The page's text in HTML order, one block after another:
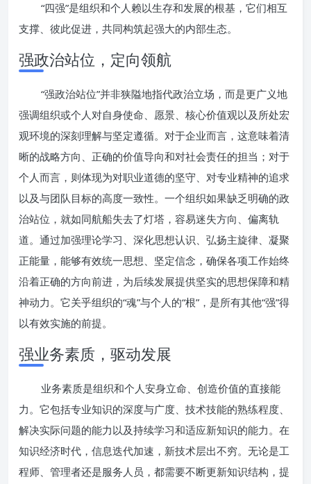
“四强”是组织和个人赖以生存和发展的根基，它们相互
支撑、彼此促进，共同构筑起强大的内部生态。
强政治站位，定向领航
“强政治站位”并非狭隘地指代政治立场，而是更广义地
强调组织或个人对自身使命、愿景、核心价值观以及所处宏
观环境的深刻理解与坚定遵循。对于企业而言，这意味着清
晰的战略方向、正确的价值导向和对社会责任的担当；对于
个人而言，则体现为对职业道德的坚守、对专业精神的追求
以及与团队目标的高度一致性。一个组织如果缺乏明确的政
治站位，就如同航船失去了灯塔，容易迷失方向、偏离轨
道。通过加强理论学习、深化思想认识、弘扬主旋律、凝聚
正能量，能够有效统一思想、坚定信念，确保各项工作始终
沿着正确的方向前进，为后续发展提供坚实的思想保障和精
神动力。它关乎组织的“魂”与个人的“根”，是所有其他“强”得
以有效实施的前提。
强业务素质，驱动发展
业务素质是组织和个人安身立命、创造价值的直接能
力。它包括专业知识的深度与广度、技术技能的熟练程度、
解决实际问题的能力以及持续学习和适应新知识的能力。在
知识经济时代，信息迭代加速，新技术层出不穷。无论是工
程师、管理者还是服务人员，都需要不断更新知识结构，提